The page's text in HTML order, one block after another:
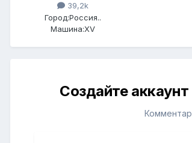
39,2k
Город:Россия..
Машина:XV
Создайте